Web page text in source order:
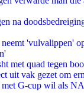
na
'vulvalippen'
met quad tegen
uit vak gezet om
G-cup wil als